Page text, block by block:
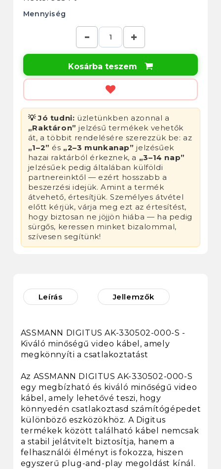
Mennyiség
Kosárba teszem 
💡 Jó tudni: üzletünkben azonnal a
„Raktáron” jelzésű termékek vehetők
át, a többit rendelésére szerezzük be: az
„1–2” és „2–3 munkanap” jelzésűek
hazai raktárból érkeznek, a „3–14 nap”
jelzésűek pedig általában külföldi
partnereinktől — ezért hosszabb a
beszerzési idejük. Amint a termék
átvehető, értesítjük. Személyes átvétel
előtt kérjük, várja meg ezt az értesítést,
hogy biztosan ne jöjjön hiába — ha pedig
sürgős, keressen minket bizalommal,
szívesen segítünk!
Leírás Jellemzők
ASSMANN DIGITUS AK-330502-000-S -
Kiváló minőségű video kábel, amely
megkönnyíti a csatlakoztatást
Az ASSMANN DIGITUS AK-330502-000-S
egy megbízható és kiváló minőségű video
kábel, amely lehetővé teszi, hogy
könnyedén csatlakoztasd számítógépedet
különböző eszközökhöz. A Digitus
termékek között található kábel nemcsak
a stabil jelátvitelt biztosítja, hanem a
felhasználói élményt is fokozza, hiszen
egyszerű plug-and-play megoldást kínál.